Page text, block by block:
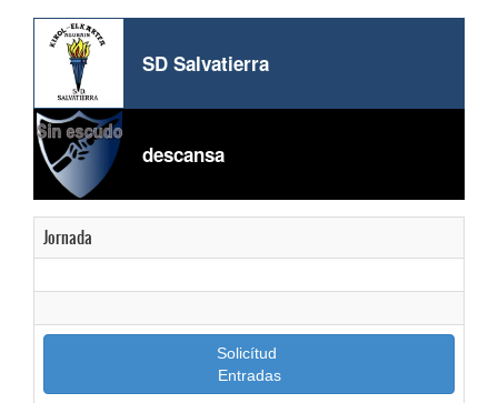
SD Salvatierra
descansa
Jornada
Solicítud
Entradas